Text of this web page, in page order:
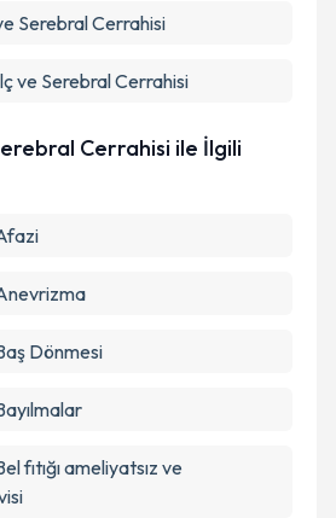
Serebral Cerrahisi
ve Serebral Cerrahisi
Cerrahisi ile İlgili
Dönmesi
fıtığı ameliyatsız ve